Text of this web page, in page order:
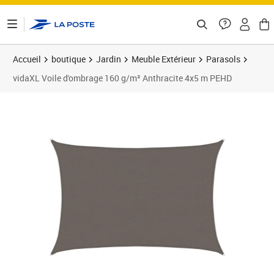
Accueil boutique Jardin Meuble Extérieur
Parasols
vidaXL Voile d'ombrage 160 g/m² Anthracite 4x5 m PEHD